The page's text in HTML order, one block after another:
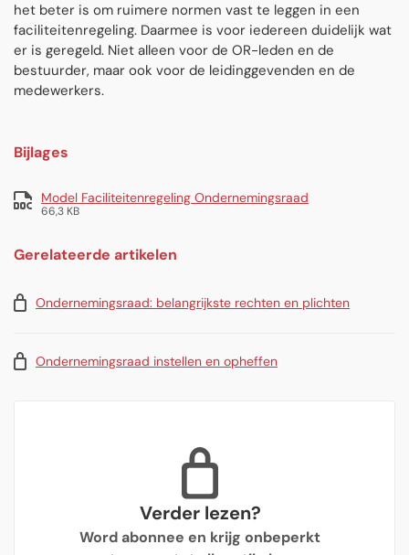
het beter is om ruimere normen vast te leggen in een
faciliteitenregeling. Daarmee is voor iedereen duidelijk wat
er is geregeld. Niet alleen voor de OR-leden en de
bestuurder, maar ook voor de leidinggevenden en de
medewerkers.
Bijlages
Model Faciliteitenregeling Ondernemingsraad
66,3 KB
Gerelateerde artikelen
Ondernemingsraad: belangrijkste rechten en plichten
Ondernemingsraad instellen en opheffen
Verder lezen?
Word abonnee en krijg onbeperkt